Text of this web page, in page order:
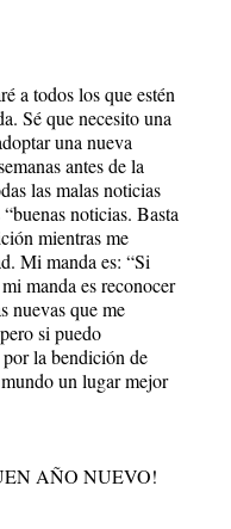
a todos los que estén
Sé que necesito una
una nueva
antes de la
las malas noticias
noticias. Basta
mientras me
Mi manda es: “Si
manda es reconocer
nuevas que me
si puedo
la bendición de
un lugar mejor
AÑO NUEVO!